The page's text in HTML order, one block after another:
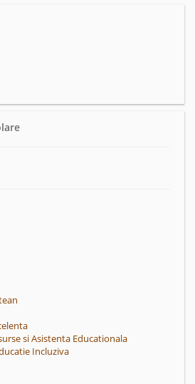
si Asistenta Educationala
Incluziva